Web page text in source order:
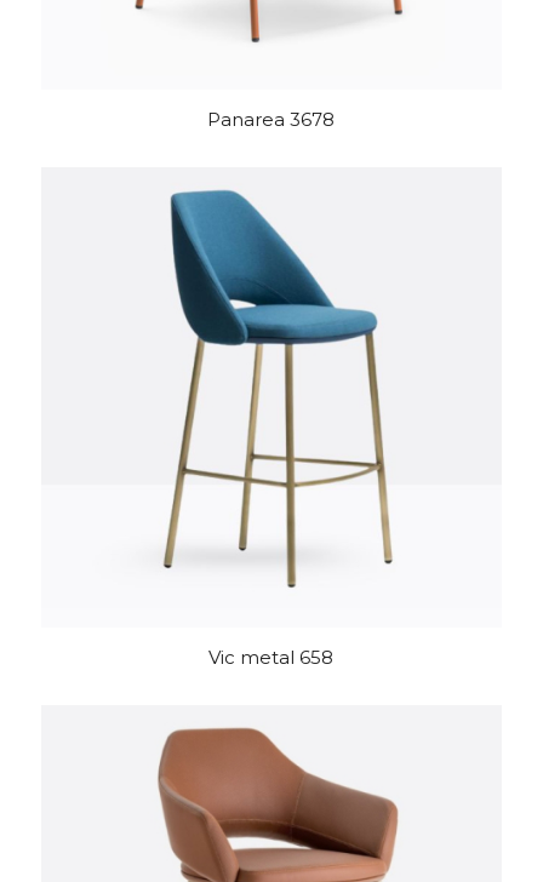
Panarea 3678
Vic metal 658